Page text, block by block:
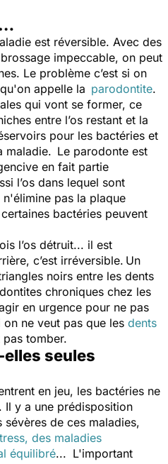
est réversible. Avec des
impeccable, on peut
Le problème c’est si on
appelle la parodontite.
qui vont se former, ce
entre l’os restant et la
pour les bactéries et
maladie. Le parodonte est
en fait partie
l’os dans lequel sont
pas la plaque
bactéries peuvent
l’os détruit... il est
c’est irréversible. Un
noirs entre les dents
chroniques chez les
en urgence pour ne pas
ne veut pas que les dents
tomber.
seules
en jeu, les bactéries ne
Il y a une prédisposition
de ces maladies,
des maladies
équilibré... L'important